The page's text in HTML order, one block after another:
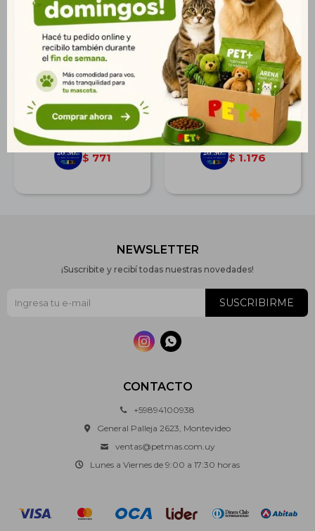
Frontline 100 ml
$ 952
$ 688
$ 771
Pipeta Shooter Max
Perros 40 a 56 Kg
$ 1.452
$ 1.049
$ 1.176
CONTACTO
+59894100938
General Palleja 2623, Montevideo
ventas@petmas.com.uy
Lunes a Viernes de 9:00 a 17:30 horas
NEWSLETTER
¡Suscribite y recibí todas nuestras novedades!
SUSCRIBIRME
 